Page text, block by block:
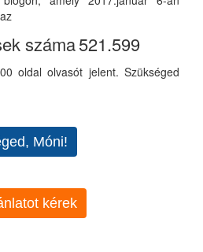
száma521.599
oldal olvasót jelent. Szükséged
Móni!
kérek